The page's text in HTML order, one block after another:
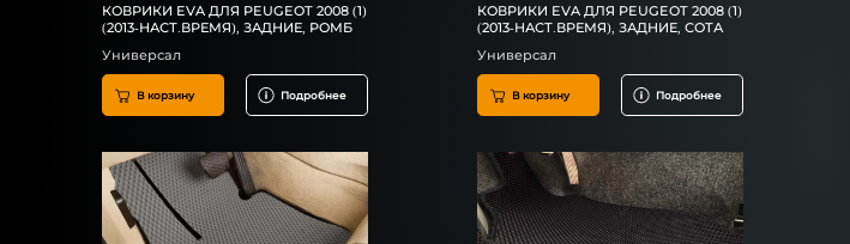
КОВРИКИ EVA ДЛЯ PEUGEOT 2008 (1)
(2013-НАСТ.ВРЕМЯ), ЗАДНИЕ, РОМБ
Универсал
В корзину Подробнее
КОВРИКИ EVA ДЛЯ PEUGEOT 2008 (1)
(2013-НАСТ.ВРЕМЯ), ЗАДНИЕ, СОТА
Универсал
В корзину Подробнее